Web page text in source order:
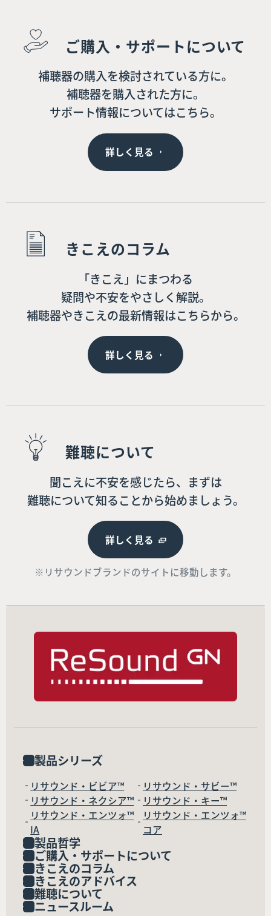
ご購入・サポートについて
補聴器の購入を検討されている方に。
補聴器を購入された方に。
サポート情報についてはこちら。
詳しく見る
きこえのコラム
「きこえ」にまつわる
疑問や不安をやさしく解説。
補聴器やきこえの最新情報はこちらから。
詳しく見る
難聴について
聞こえに不安を感じたら、まずは
難聴について知ることから始めましょう。
詳しく見る
※リサウンドブランドのサイトに移動します。
製品シリーズ
リサウンド・ビビア™
リサウンド・サビー™
リサウンド・ネクシア™
リサウンド・キー™
リサウンド・エンツォ™
IA
リサウンド・エンツォ™
コア
製品哲学
ご購入・サポートについて
きこえのコラム
きこえのアドバイス
難聴について
ニュースルーム